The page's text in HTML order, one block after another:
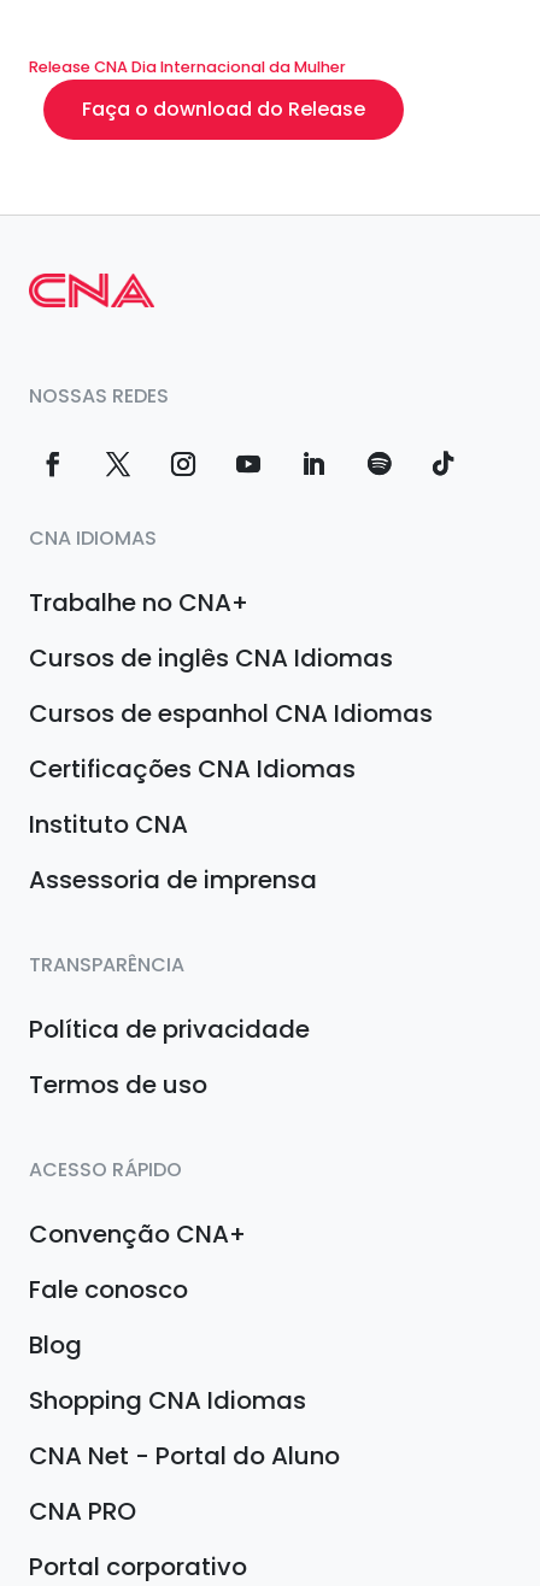
Release CNA Dia Internacional da Mulher
Faça o download do Release
NOSSAS REDES
CNA IDIOMAS
Trabalhe no CNA+
Cursos de inglês CNA Idiomas
Cursos de espanhol CNA Idiomas
Certificações CNA Idiomas
Instituto CNA
Assessoria de imprensa
TRANSPARÊNCIA
Política de privacidade
Termos de uso
ACESSO RÁPIDO
Convenção CNA+
Fale conosco
Blog
Shopping CNA Idiomas
CNA Net - Portal do Aluno
CNA PRO
Portal corporativo